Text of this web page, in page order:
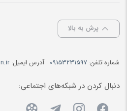
پرش به بالا
شماره تلفن: 09153231597 آدرس ایمیل:
دنبال کردن در شبکه‌های اجتماعی: